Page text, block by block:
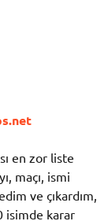
en zor liste
maçı, ismi
ve çıkardım,
isimde karar